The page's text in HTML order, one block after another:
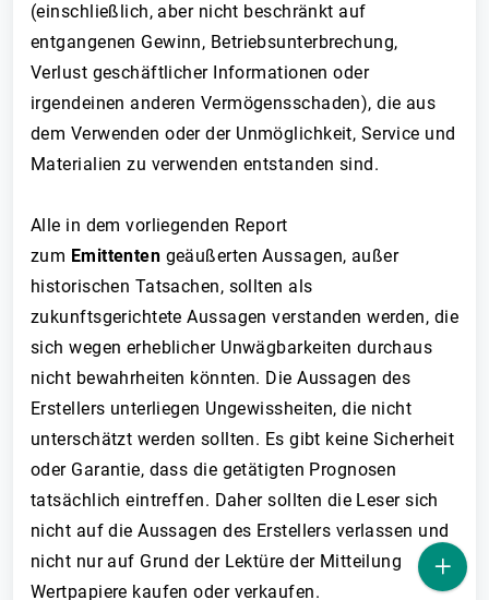
(einschließlich, aber nicht beschränkt auf
entgangenen Gewinn, Betriebsunterbrechung,
Verlust geschäftlicher Informationen oder
irgendeinen anderen Vermögensschaden), die aus
dem Verwenden oder der Unmöglichkeit, Service und
Materialien zu verwenden entstanden sind.
Alle in dem vorliegenden Report
zum Emittenten geäußerten Aussagen, außer
historischen Tatsachen, sollten als
zukunftsgerichtete Aussagen verstanden werden, die
sich wegen erheblicher Unwägbarkeiten durchaus
nicht bewahrheiten könnten. Die Aussagen des
Erstellers unterliegen Ungewissheiten, die nicht
unterschätzt werden sollten. Es gibt keine Sicherheit
oder Garantie, dass die getätigten Prognosen
tatsächlich eintreffen. Daher sollten die Leser sich
nicht auf die Aussagen des Erstellers verlassen und
nicht nur auf Grund der Lektüre der Mitteilung
Wertpapiere kaufen oder verkaufen.